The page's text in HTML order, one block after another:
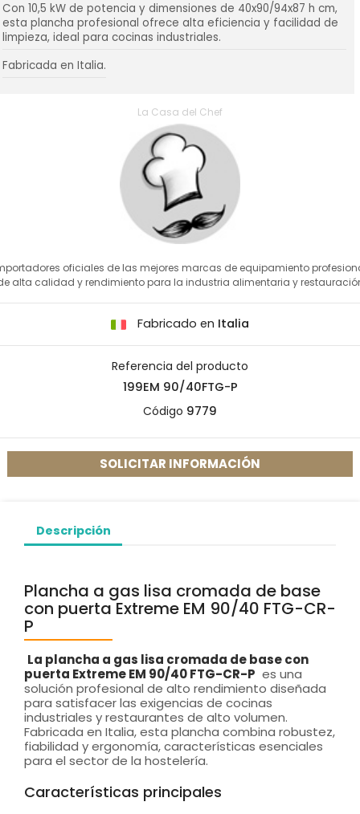
Con 10,5 kW de potencia y dimensiones de 40x90/94x87 h cm,
esta plancha profesional ofrece alta eficiencia y facilidad de
limpieza, ideal para cocinas industriales.
Fabricada en Italia.
La Casa del Chef
oficiales de las mejores marcas de equipamiento
alta calidad y rendimiento para la industria alimentaria y
Fabricado en Italia
Referencia del producto
199EM 90/40FTG-P
Código 9779
SOLICITAR INFORMACIÓN
Descripción
Plancha a gas lisa cromada de base
con puerta Extreme EM 90/40 FTG-CR-
P
La plancha a gas lisa cromada de base con
puerta Extreme EM 90/40 FTG-CR-P es una
solución profesional de alto rendimiento diseñada
para satisfacer las exigencias de cocinas
industriales y restaurantes de alto volumen.
Fabricada en Italia, esta plancha combina robustez,
fiabilidad y ergonomía, características esenciales
para el sector de la hostelería.
Características principales